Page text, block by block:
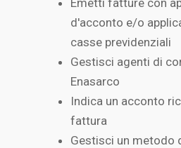
d'acconto e/o
casse previdenziali
Gestisci agenti di
Enasarco
Indica un acconto
fattura
Gestisci un metodo